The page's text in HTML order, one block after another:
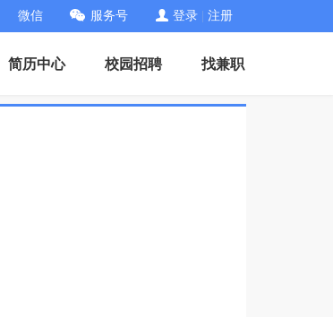
微信 服务号 登录 注册
简历中心 校园招聘 找兼职